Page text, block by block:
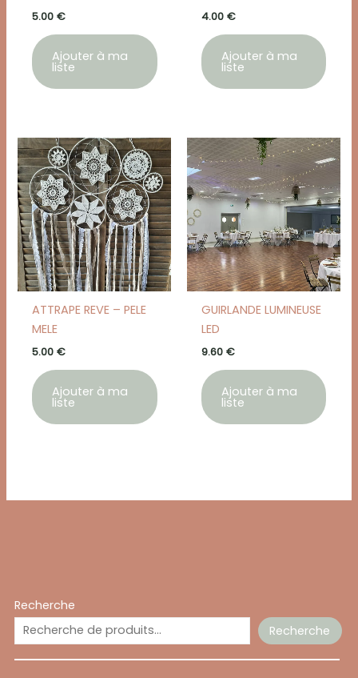
Recherche
Recherche
5.00 €
Ajouter à ma
liste
4.00 €
Ajouter à ma
liste
ATTRAPE REVE – PELE
MELE
5.00 €
Ajouter à ma
liste
GUIRLANDE LUMINEUSE
LED
9.60 €
Ajouter à ma
liste